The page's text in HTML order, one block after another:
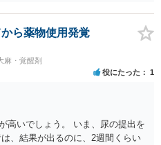
ら薬物使用発覚
麻・覚醒剤
役にたった 1
高いでしょう。 いま、尿の提出を
、結果が出るのに、2週間くらい